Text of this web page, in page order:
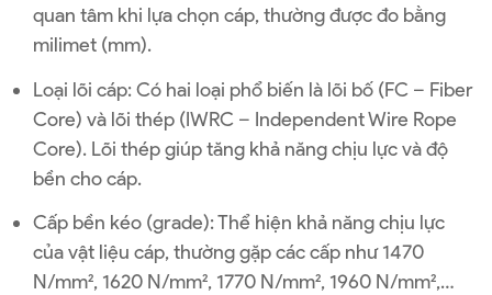
quan tâm khi lựa chọn cáp, thường được đo bằng
milimet (mm).
Loại lõi cáp: Có hai loại phổ biến là lõi bố (FC – Fiber
Core) và lõi thép (IWRC – Independent Wire Rope
Core). Lõi thép giúp tăng khả năng chịu lực và độ
bền cho cáp.
Cấp bền kéo (grade): Thể hiện khả năng chịu lực
của vật liệu cáp, thường gặp các cấp như 1470
N/mm², 1620 N/mm², 1770 N/mm², 1960 N/mm²,…